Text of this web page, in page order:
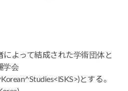
よって結成された学術団体と
学会
とする。